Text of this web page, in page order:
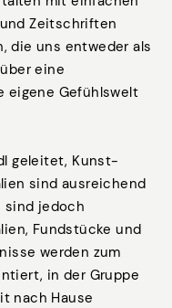
Zeitschriften
die uns entweder als
eine
eigene Gefühlswelt
geleitet, Kunst-
sind ausreichend
sind jedoch
Fundstücke und
werden zum
in der Gruppe
nach Hause